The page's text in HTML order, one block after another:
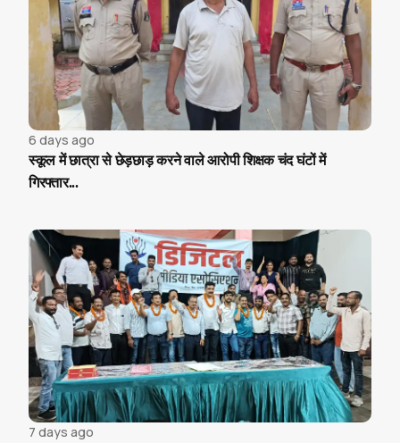
6 days ago
स्कूल में छात्रा से छेड़छाड़ करने वाले आरोपी शिक्षक चंद घंटों में
गिरफ्तार...
7 days ago